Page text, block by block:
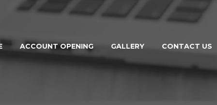
ACCOUNT OPENING GALLERY CONTACT US